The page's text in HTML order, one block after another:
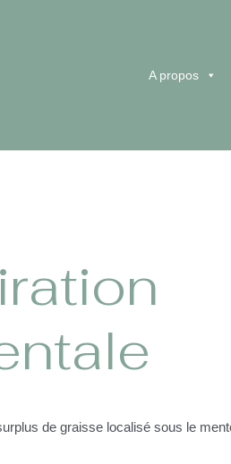
A propos
de graisse localisé sous le